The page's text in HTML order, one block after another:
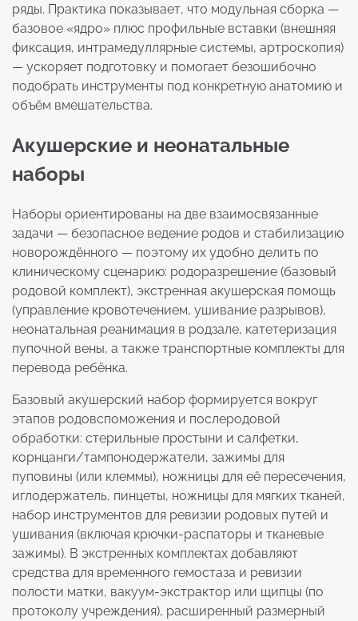
ряды. Практика показывает, что модульная сборка —
базовое «ядро» плюс профильные вставки (внешняя
фиксация, интрамедуллярные системы, артроскопия)
— ускоряет подготовку и помогает безошибочно
подобрать инструменты под конкретную анатомию и
объём вмешательства.
Акушерские и неонатальные
наборы
Наборы ориентированы на две взаимосвязанные
задачи — безопасное ведение родов и стабилизацию
новорождённого — поэтому их удобно делить по
клиническому сценарию: родоразрешение (базовый
родовой комплект), экстренная акушерская помощь
(управление кровотечением, ушивание разрывов),
неонатальная реанимация в родзале, катетеризация
пупочной вены, а также транспортные комплекты для
перевода ребёнка.
Базовый акушерский набор формируется вокруг
этапов родовспоможения и послеродовой
обработки: стерильные простыни и салфетки,
корнцанги/тампонодержатели, зажимы для
пуповины (или клеммы), ножницы для её пересечения,
иглодержатель, пинцеты, ножницы для мягких тканей,
набор инструментов для ревизии родовых путей и
ушивания (включая крючки-распаторы и тканевые
зажимы). В экстренных комплектах добавляют
средства для временного гемостаза и ревизии
полости матки, вакуум-экстрактор или щипцы (по
протоколу учреждения), расширенный размерный